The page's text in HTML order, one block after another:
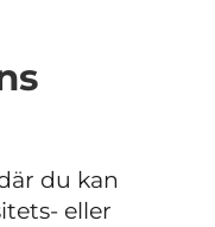
du kan
eller